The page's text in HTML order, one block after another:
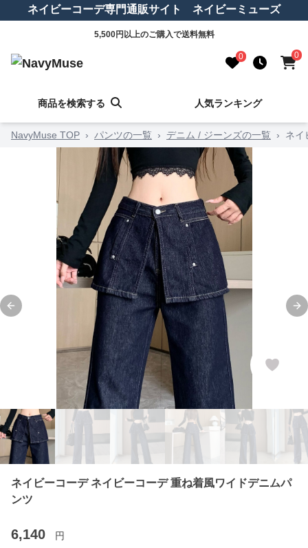
ネイビーコーデ専門通販サイト ネイビーミューズ
5,500円以上のご購入で送料無料
0 0
商品を検索する 人気ランキング
NavyMuse TOP › パンツの一覧 › デニム / ジーンズの一覧 › ネイ
Previous slide
ネイビーコーデ ネイビーコーデ 重ね着風ワイドデニムパ
ンツ
6,140 円